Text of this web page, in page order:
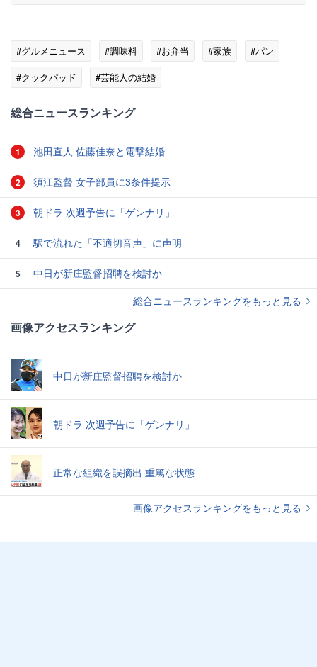
#グルメニュース #調味料 #お弁当 #家族
#パン
#クックパッド
#芸能人の結婚
総合ニュースランキング
1 池田直人 佐藤佳奈と電撃結婚
2 須江監督 女子部員に3条件提示
3 朝ドラ 次週予告に「ゲンナリ」
4 駅で流れた「不適切音声」に声明
5
中日が新庄監督招聘を検討か
総合ニュースランキングをもっと見る
画像アクセスランキング
中日が新庄監督招聘を検討か
朝ドラ 次週予告に「ゲンナリ」
正常な組織を誤摘出 重篤な状態
画像アクセスランキングをもっと見る